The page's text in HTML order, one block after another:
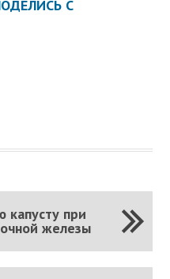
С
при
железы